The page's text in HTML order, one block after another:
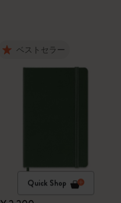
ベストセラー
Quick Shop